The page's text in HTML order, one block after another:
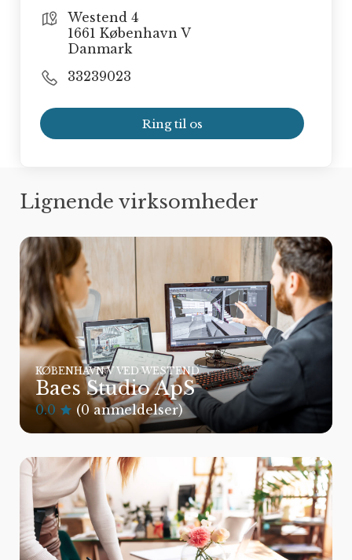
Westend 4
1661 København V
Danmark
33239023
Ring til os
Lignende virksomheder
KØBENHAVN V VED WESTEND
Baes Studio ApS
0.0 (0 anmeldelser)